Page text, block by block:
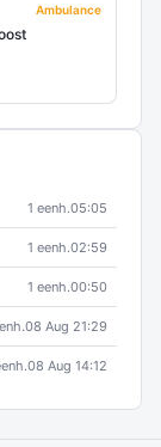
Ambulance
1 eenh.05:05
1 eenh.02:59
1 eenh.00:50
08 Aug 21:29
08 Aug 14:12